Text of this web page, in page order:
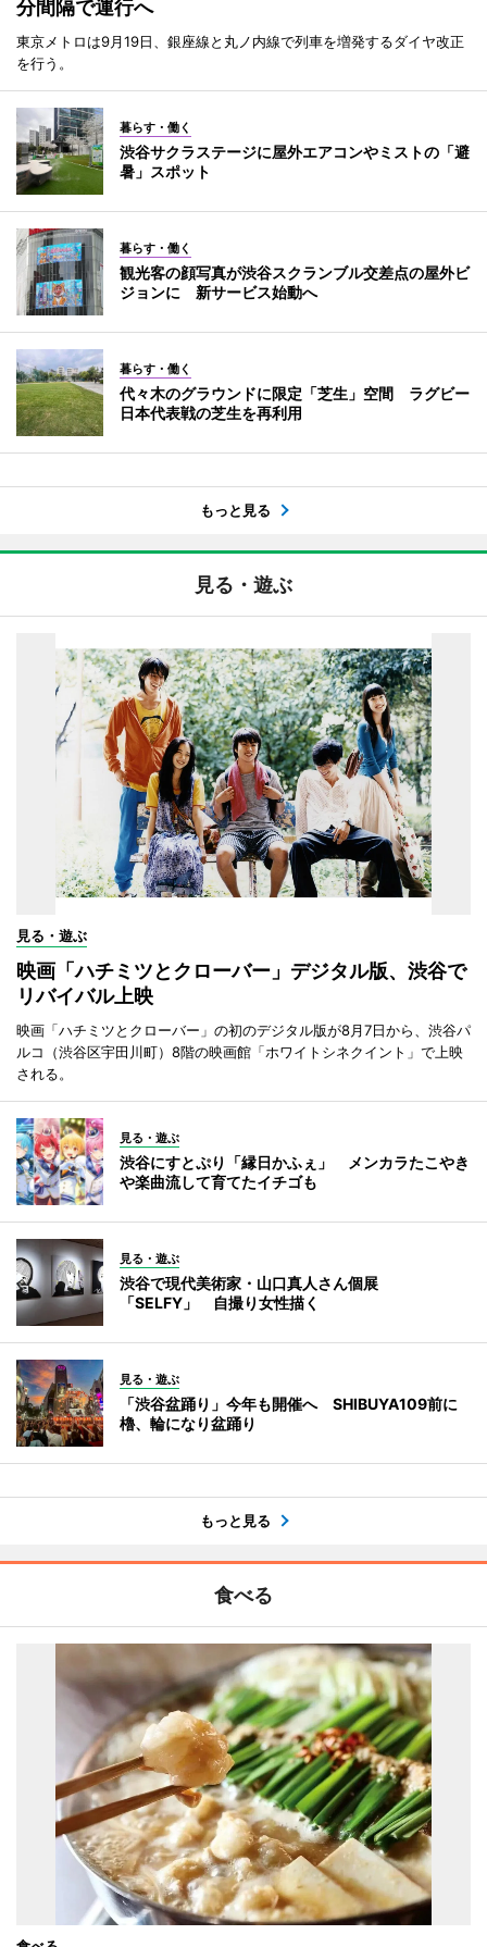
分間隔で運行へ
東京メトロは9月19日、銀座線と丸ノ内線で列車を増発するダイヤ改正
を行う。
暮らす・働く
渋谷サクラステージに屋外エアコンやミストの「避
暑」スポット
暮らす・働く
観光客の顔写真が渋谷スクランブル交差点の屋外ビ
ジョンに 新サービス始動へ
暮らす・働く
代々木のグラウンドに限定「芝生」空間 ラグビー
日本代表戦の芝生を再利用
もっと見る
見る・遊ぶ
見る・遊ぶ
映画「ハチミツとクローバー」デジタル版、渋谷で
リバイバル上映
映画「ハチミツとクローバー」の初のデジタル版が8月7日から、渋谷パ
ルコ（渋谷区宇田川町）8階の映画館「ホワイトシネクイント」で上映
される。
見る・遊ぶ
渋谷にすとぷり「縁日かふぇ」 メンカラたこやき
や楽曲流して育てたイチゴも
見る・遊ぶ
渋谷で現代美術家・山口真人さん個展
「SELFY」 自撮り女性描く
見る・遊ぶ
「渋谷盆踊り」今年も開催へ SHIBUYA109前に
櫓、輪になり盆踊り
もっと見る
食べる